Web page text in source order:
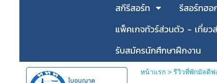
สกีรีสอร์ท
รีสอร์ทฮอ
แพ็คเกจทัวร์ส่วนตัว - เที่ยว
รับสมัครนักศึกษาฝึกงาน
หน้าแรก> รีวิวที่พักมัลดี